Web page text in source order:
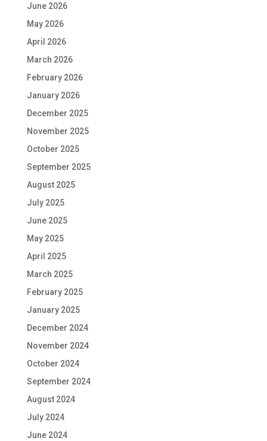
June 2026
May 2026
April 2026
March 2026
February 2026
January 2026
December 2025
November 2025
October 2025
September 2025
August 2025
July 2025
June 2025
May 2025
April 2025
March 2025
February 2025
January 2025
December 2024
November 2024
October 2024
September 2024
August 2024
July 2024
June 2024